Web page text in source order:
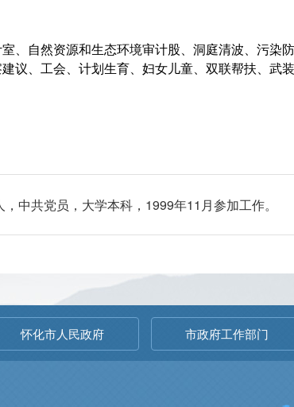
、自然资源和生态环境审计股、洞庭清波、污染
议、工会、计划生育、妇女儿童、双联帮扶、武装
中共党员，大学本科，1999年11月参加工作。
怀化市人民政府 市政府工作部门